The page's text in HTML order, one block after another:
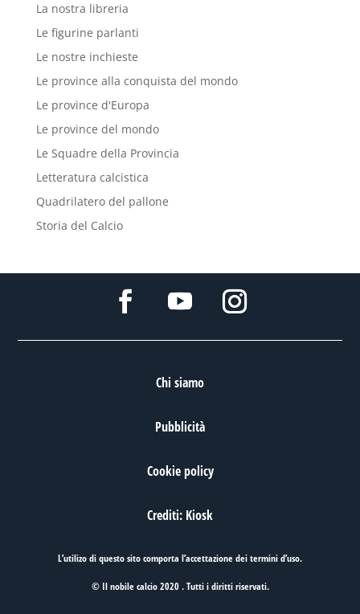
La nostra libreria
Le figurine parlanti
Le nostre inchieste
Le province alla conquista del mondo
Le province d'Europa
Le province del mondo
Le Squadre della Provincia
Letteratura calcistica
Quadrilatero del pallone
Storia del Calcio
Chi siamo
Pubblicità
Cookie policy
Crediti: Kiosk
L’utilizo di questo sito comporta l’accettazione deitermini d’uso.
© Il nobile calcio 2020 . Tutti i diritti riservati.